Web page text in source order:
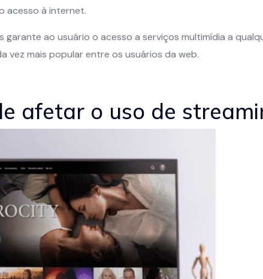
acesso à internet.
ao usuário o acesso a serviços multimídia a
vez mais popular entre os usuários da web.
afetar o uso de